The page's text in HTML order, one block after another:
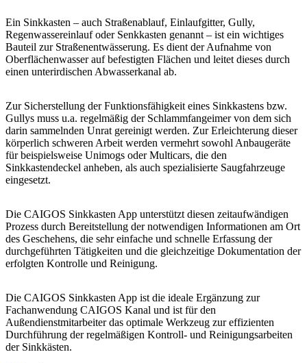
Ein Sinkkasten – auch Straßenablauf, Einlaufgitter, Gully,
Regenwassereinlauf oder Senkkasten genannt – ist ein wichtiges
Bauteil zur Straßenentwässerung. Es dient der Aufnahme von
Oberflächenwasser auf befestigten Flächen und leitet dieses durch
einen unterirdischen Abwasserkanal ab.
Zur Sicherstellung der Funktionsfähigkeit eines Sinkkastens bzw.
Gullys muss u.a. regelmäßig der Schlammfangeimer von dem sich
darin sammelnden Unrat gereinigt werden. Zur Erleichterung dieser
körperlich schweren Arbeit werden vermehrt sowohl Anbaugeräte
für beispielsweise Unimogs oder Multicars, die den
Sinkkastendeckel anheben, als auch spezialisierte Saugfahrzeuge
eingesetzt.
Die CAIGOS Sinkkasten App unterstützt diesen zeitaufwändigen
Prozess durch Bereitstellung der notwendigen Informationen am Ort
des Geschehens, die sehr einfache und schnelle Erfassung der
durchgeführten Tätigkeiten und die gleichzeitige Dokumentation der
erfolgten Kontrolle und Reinigung.
Die CAIGOS Sinkkasten App ist die ideale Ergänzung zur
Fachanwendung CAIGOS Kanal und ist für den
Außendienstmitarbeiter das optimale Werkzeug zur effizienten
Durchführung der regelmäßigen Kontroll- und Reinigungsarbeiten
der Sinkkästen.